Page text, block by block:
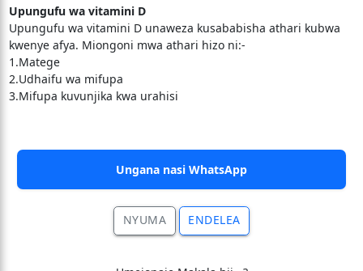
Upungufu wa vitamini D
Upungufu wa vitamini D unaweza kusababisha athari kubwa
kwenye afya. Miongoni mwa athari hizo ni:-
1.Matege
2.Udhaifu wa mifupa
3.Mifupa kuvunjika kwa urahisi
Ungana nasi WhatsApp
NYUMA ENDELEA